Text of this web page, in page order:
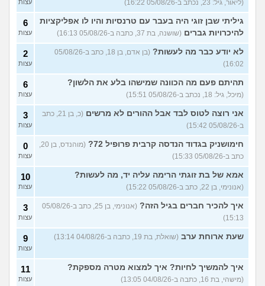
בנות,אתן הייתן "מסדרות" את
אח שלכם במצב כזה?
(לוחם שקרוב ל'חרור, בן 21)
מסאג׳יסט מעורער
(מסאג׳יסט מעורער, בן 26)
4
עצות
אנחנו מקיימים יחסים עם
בגדים וזה לא מפריע לבעלי,
מה לעשות?
(דיאנה, בת 42)
5
עצות
מחזור לאחר כמה שעות, זה
בטוח?
(שלומי, בן 21)
9
עצות
נשוי מפנטז על ליידיבויס
(מאטיטיהו, בן 37)
5
עצות
למישהו יש עצה איך לדכא את
החשק המיני?
(יפה, בת 43)
עוד שאלות חדשות במדור
(ליאור, גיל: 23, נכתב ב-05/08/26 16:22) עצות
גיליתי שבן זוגי היה בעבר עם טרנסיות והיו לו אפליקציות
להיכרויות גברים (שושנה, בת 37, כתבה ב-05/08/26 16:13)
6
עצות
לא יודע כבר מה לעשות?
(בן אדם, בן 18, כתב ב-05/08/26
16:02)
2
עצות
תהיתם פעם מה הכוונה שמישהו בלע את הלשון?
(מיכל, גיל: 18, נכתב ב-05/08/26 15:51)
6
עצות
אני רוצה לטוס לבד אבל ההורים לא מרשים
(כ, בן 21, כתב
ב-05/08/26 15:42)
3
עצות
חימושניק בגדוד הנדסה קרבית פרופיל 72?
(מוהנדס, בן 20,
כתב ב-05/08/26 15:33)
0
עצות
אמא של בת זוגתי הרימה עליה יד, מה לעשות?
(אנונימי, בן 22, כתב ב-05/08/26 15:22)
10
עצות
איך להכיר חברים בגיל הזה?
(אנונימי, בן 25, כתב ב-05/08/26
15:13)
3
עצות
שעת ארוחת ערב (שואלת, בת 19, כתבה ב-04/08/26 13:14) 9
עצות
איך להמשיך לחיות? איך למצוא מטרה מספקת?
(מישהי, בת 16, כתבה ב-04/08/26 13:05)
11
עצות